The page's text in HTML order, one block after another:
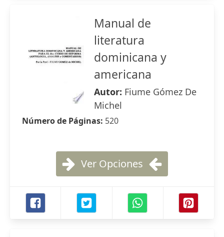
Manual de
literatura
dominicana y
americana
Autor: Fiume Gómez De
Michel
Número de Páginas: 520
Ver Opciones